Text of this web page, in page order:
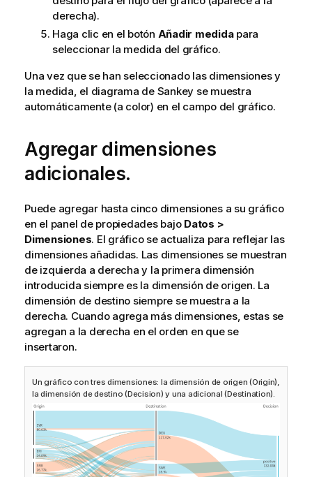
derecha).
Haga clic en el botón Añadir medidapara
seleccionar la medida del gráfico.
Una vez que se han seleccionado las dimensiones y
la medida , el diagrama de Sankey se muestra
automáticamente (a color) en el campo del gráfico.
Agregar dimensiones
adicionales.
Puede agregar hasta cinco dimensiones a su gráfico
en el panel de propiedades bajo Datos >
Dimensiones. El gráfico se actualiza para reflejar las
dimensiones añadidas. Las dimensiones se muestran
de izquierda a derecha y la primera dimensión
introducida siempre es la dimensión de origen. La
dimensión de destino siempre se muestra a la
derecha. Cuando agrega más dimensiones, estas se
agregan a la derecha en el orden en que se
insertaron.
Un gráfico con tres dimensiones: la dimensión de origen (Origin),
la dimensión de destino (Decision) y una adicional (Destination).